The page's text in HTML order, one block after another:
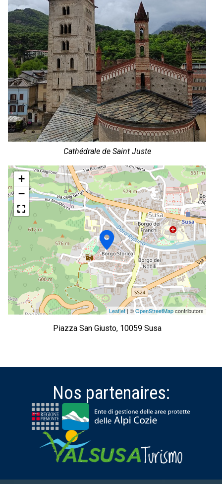
Cathédrale de Saint Juste
+
−
Leaflet | ©OpenStreetMapcontributors
Piazza San Giusto, 10059 Susa
Nos partenaires: